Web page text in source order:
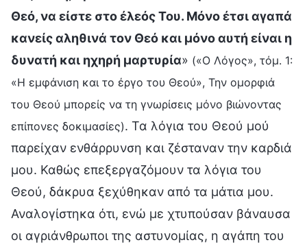
Θεό, να είστε στο έλεός Του. Μόνο έτσι αγαπά
κανείς αληθινά τον Θεό και μόνο αυτή είναι η
δυνατή και ηχηρή μαρτυρία» («Ο Λόγος», τόμ. 1:
«Η εμφάνιση και το έργο του Θεού», Την ομορφιά
του Θεού μπορείς να τη γνωρίσεις μόνο βιώνοντας
επίπονες δοκιμασίες). Τα λόγια του Θεού μού
παρείχαν ενθάρρυνση και ζέσταναν την καρδιά
μου. Καθώς επεξεργαζόμουν τα λόγια του
Θεού, δάκρυα ξεχύθηκαν από τα μάτια μου.
Αναλογίστηκα ότι, ενώ με χτυπούσαν βάναυσα
οι αγριάνθρωποι της αστυνομίας, η αγάπη του